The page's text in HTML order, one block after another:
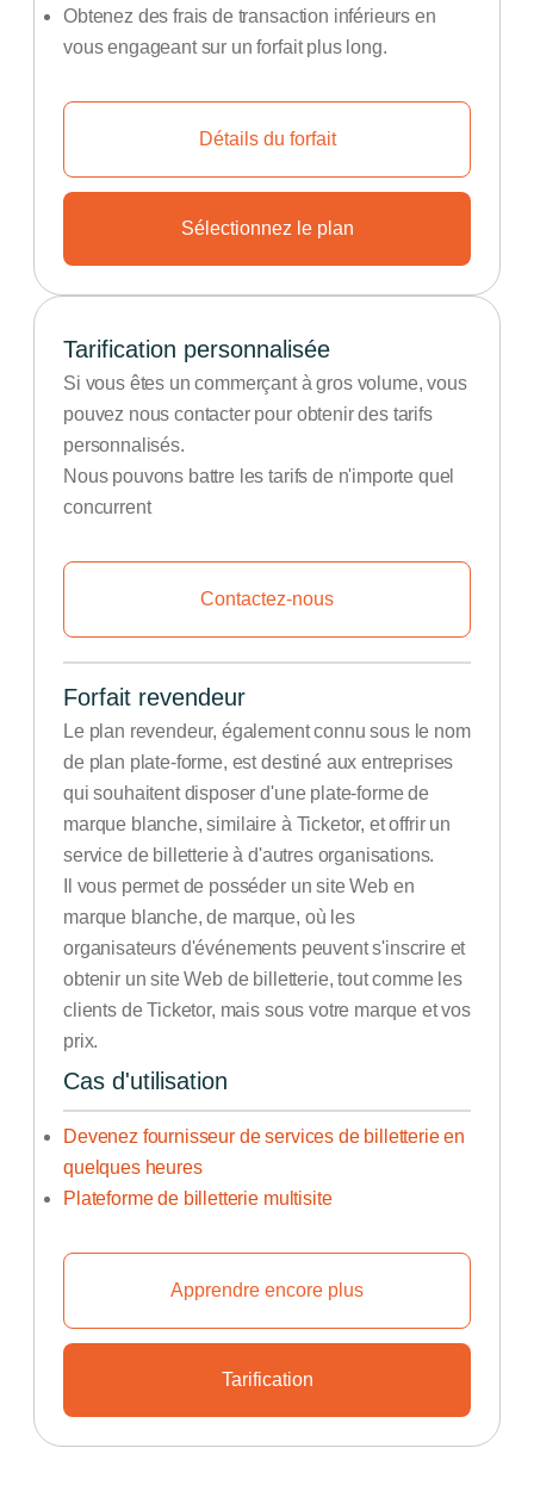
Obtenez des frais de transaction inférieurs en
vous engageant sur un forfait plus long.
Détails du forfait
Sélectionnez le plan
Tarification personnalisée
Si vous êtes un commerçant à gros volume, vous
pouvez nous contacter pour obtenir des tarifs
personnalisés.
Nous pouvons battre les tarifs de n'importe quel
concurrent
Contactez-nous
Forfait revendeur
Le plan revendeur, également connu sous le nom
de plan plate-forme, est destiné aux entreprises
qui souhaitent disposer d'une plate-forme de
marque blanche, similaire à Ticketor, et offrir un
service de billetterie à d'autres organisations.
Il vous permet de posséder un site Web en
marque blanche, de marque, où les
organisateurs d'événements peuvent s'inscrire et
obtenir un site Web de billetterie, tout comme les
clients de Ticketor, mais sous votre marque et vos
prix.
Cas d'utilisation
Devenez fournisseur de services de billetterie en
quelques heures
Plateforme de billetterie multisite
Apprendre encore plus
Découvrez comment
Tarification